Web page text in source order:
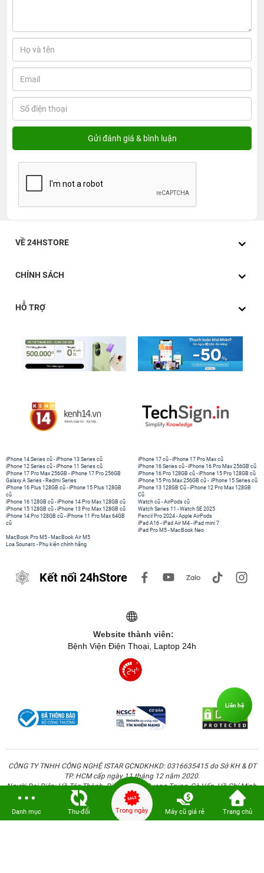
VỀ 24HSTORE
CHÍNH SÁCH
HỖ TRỢ
iPhone 14 Series cũ -iPhone 13 Series cũ
iPhone 12 Series cũ -iPhone 11 Series cũ
iPhone 17 Pro Max 256GB -iPhone 17 Pro 256GB
Galaxy A Series - Redmi Series
iPhone 17 cũ -iPhone 17 Pro Max cũ
iPhone 16 Series cũ - iPhone 16 Pro Max 256GB cũ
iPhone 16 Pro 128GB cũ -iPhone 15 Pro 128GB cũ
iPhone 15 Pro Max 256GB cũ - iPhone 15 Series cũ
iPhone 16 Plus 128GB cũ -iPhone 15 Plus 128GB
cũ
iPhone 16 128GB cũ -iPhone 14 Pro Max 128GB cũ
iPhone 15 128GB cũ -iPhone 13 Pro Max 128GB cũ
iPhone 14 Pro 128GB cũ -iPhone 11 Pro Max 64GB
cũ
iPhone 13 128GB Cũ -iPhone 12 Pro Max 128GB
Cũ
Watch cũ -AirPods cũ
Watch Series 11 -Watch SE 2025
Pencil Pro 2024 -Apple AirPods
iPad A16 -iPad Air M4 -iPad mini 7
iPad Pro M5 - MacBook Neo
MacBook Pro M5 - MacBook Air M5
Loa Sounarc - Phụ kiện chính hãng
Kết nối 24hStore
Website thành viên:
Bệnh Viện Điện Thoại, Laptop 24h
CÔNG TY TNHH CÔNG NGHỆ ISTAR GCNDKHKD: 0316635415 do Sở KH & ĐT
TP. HCM cấp ngày 11 tháng 12 năm 2020.
Người Đại Diện: Hồ Tác Thành. Địa chỉ: 389 Quang Trung, Gò Vấp, Hồ Chí Minh.
Danh mục Thu-đổi Trong ngày Máy cũ giá rẻ Trang chủ
Liên hệ